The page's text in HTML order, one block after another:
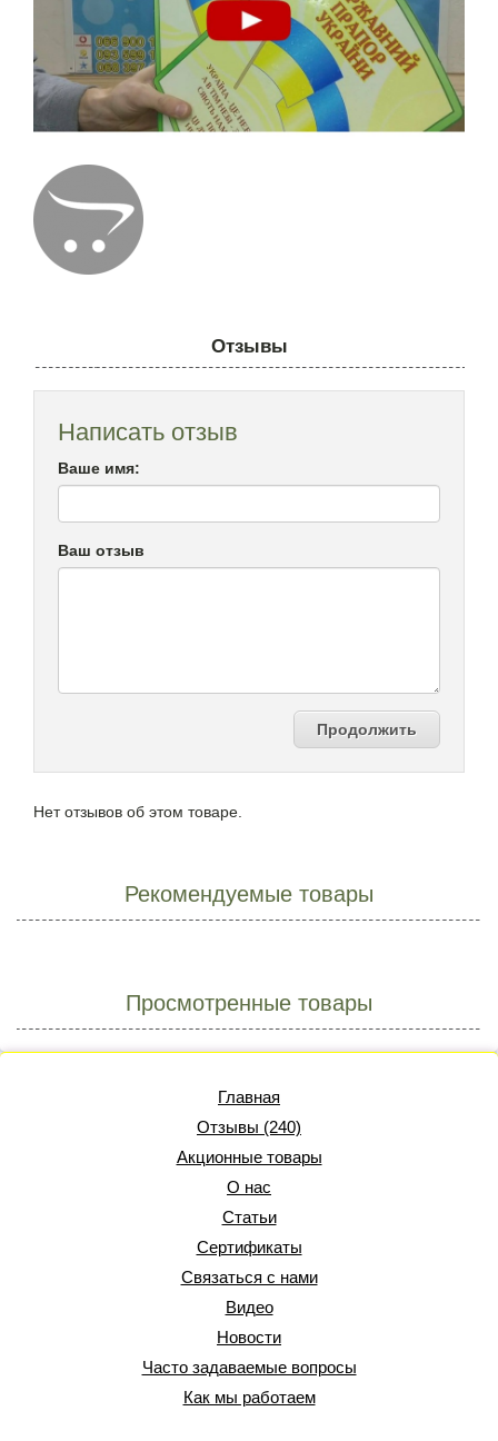
Отзывы
Написать отзыв
Ваше имя:
Ваш отзыв
Продолжить
Нет отзывов об этом товаре.
Рекомендуемые товары
Просмотренные товары
Главная
Отзывы (240)
Акционные товары
О нас
Статьи
Сертификаты
Связаться с нами
Видео
Новости
Часто задаваемые вопросы
Как мы работаем